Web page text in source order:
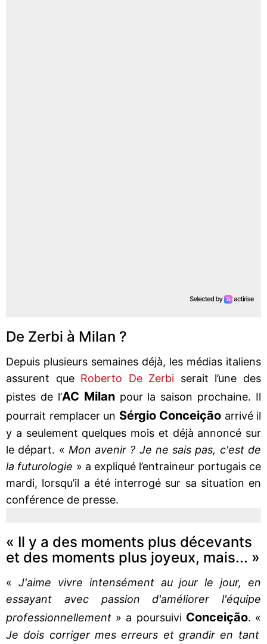
De Zerbi à Milan ?
Depuis plusieurs semaines déjà, les médias italiens
assurent que Roberto De Zerbi serait l’une des
pistes de l’AC Milanpour la saison prochaine. Il
pourrait remplacer un Sérgio Conceição arrivé il
y a seulement quelques mois et déjà annoncé sur
le départ. « Mon avenir ? Je ne sais pas, c'est de
la futurologie » a expliqué l’entraineur portugais ce
mardi, lorsqu’il a été interrogé sur sa situation en
conférence de presse.
« Il y a des moments plus décevants
et des moments plus joyeux, mais... »
« J'aime vivre intensément au jour le jour, en
essayant avec passion d'améliorer l'équipe
professionnellement » a poursuivi Conceição. «
Je dois corriger mes erreurs et grandir en tant